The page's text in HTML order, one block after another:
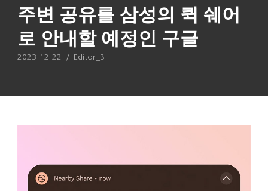
주변 공유를 삼성의 퀵 쉐어
로 안내할 예정인 구글
2023-12-22 / Editor_B